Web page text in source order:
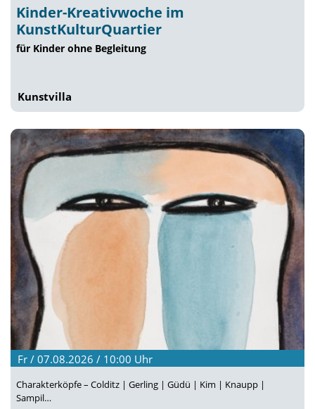
Kinder-Kreativwoche im
KunstKulturQuartier
für Kinder ohne Begleitung
Kunstvilla
Fr / 07.08.2026 / 10:00 Uhr
Charakterköpfe – Colditz | Gerling | Güdü | Kim | Knaupp |
Sampil…